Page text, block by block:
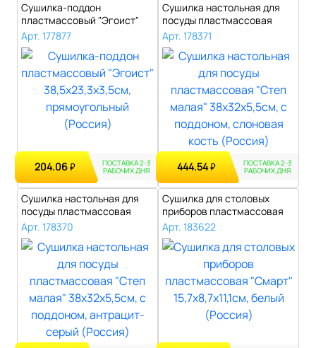
Сушилка-поддон
пластмассовый "Эгоист"
38,5х23,3х3,5см, ..
Арт. 177877
204.06₽ ПОСТАВКА 2-3
РАБОЧИХ ДНЯ
Сушилка настольная для
посуды пластмассовая
"Степ малая..
Арт. 178371
444.54₽ ПОСТАВКА 2-3
РАБОЧИХ ДНЯ
Сушилка настольная для
посуды пластмассовая
"Степ малая..
Арт. 178370
Сушилка для столовых
приборов пластмассовая
"Смарт" 15,..
Арт. 183622